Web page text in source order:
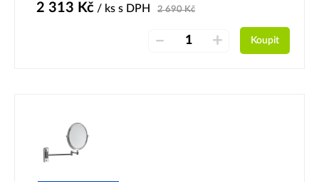
2 313 Kč / ks s DPH 2 690Kč
– + Koupit